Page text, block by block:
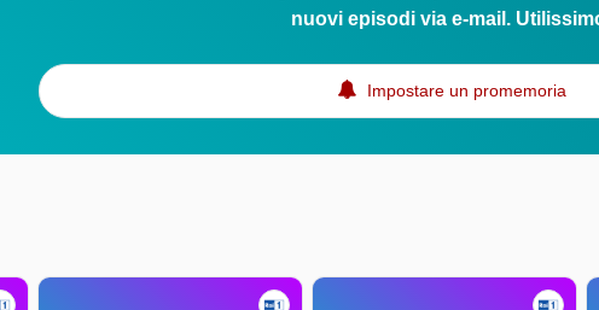
nuovi episodi via e-mail.
Impostare un promemoria